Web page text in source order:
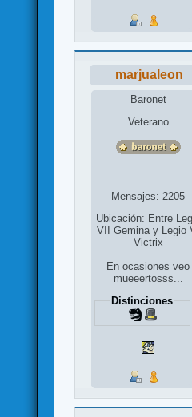
marjualeon
Baronet
Veterano
Mensajes: 2205
Ubicación: Entre
VII Gemina y Legio
Victrix
En ocasiones veo
mueeertosss...
Distinciones